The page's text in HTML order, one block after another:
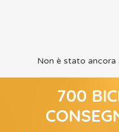
Non è stato
700